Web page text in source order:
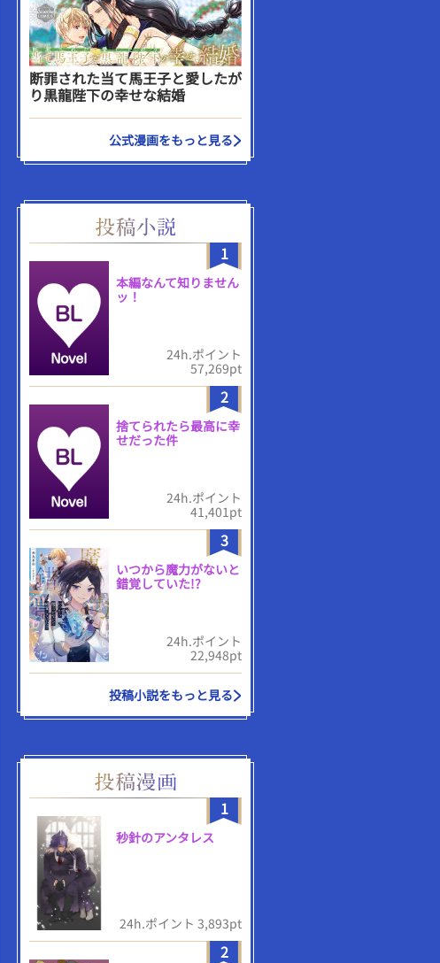
断罪された当て馬王子と愛したが
り黒龍陛下の幸せな結婚
公式漫画をもっと見る
1
本編なんて知りません
ッ！
24h.ポイント
57,269pt
2
捨てられたら最高に幸
せだった件
24h.ポイント
41,401pt
3
いつから魔力がないと
錯覚していた!?
24h.ポイント
22,948pt
投稿小説をもっと見る
1
秒針のアンタレス
24h.ポイント 3,893pt
2